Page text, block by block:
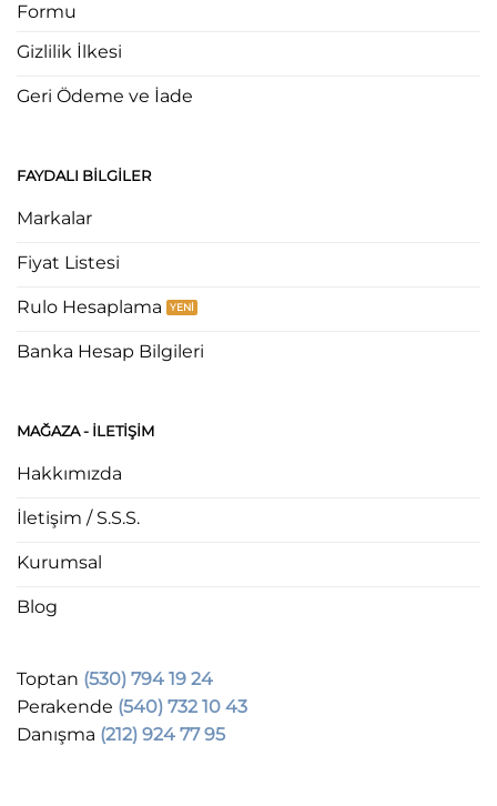
Formu
Gizlilik İlkesi
Geri Ödeme ve İade
FAYDALI BILGILER
Markalar
Fiyat Listesi
Rulo Hesaplama
Banka Hesap Bilgileri
MAĞAZA - ILETIŞIM
Hakkımızda
İletişim / S.S.S.
Kurumsal
Blog
Toptan (530) 794 19 24
Perakende (540) 732 10 43
Danışma (212) 924 77 95